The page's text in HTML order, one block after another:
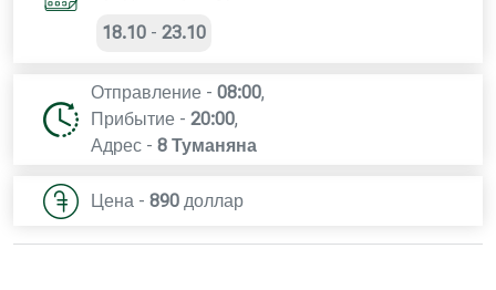
18.10 - 23.10
Отправление - 08:00,
Прибытие - 20:00,
Адрес - 8 Туманяна
Цена - 890 доллар